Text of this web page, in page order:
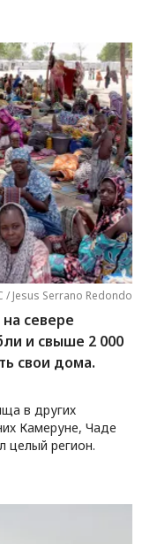
/ Jesus Serrano Redondo
севере
и свыше 2 000
свои дома.
в других
Камеруне, Чаде
целый регион.